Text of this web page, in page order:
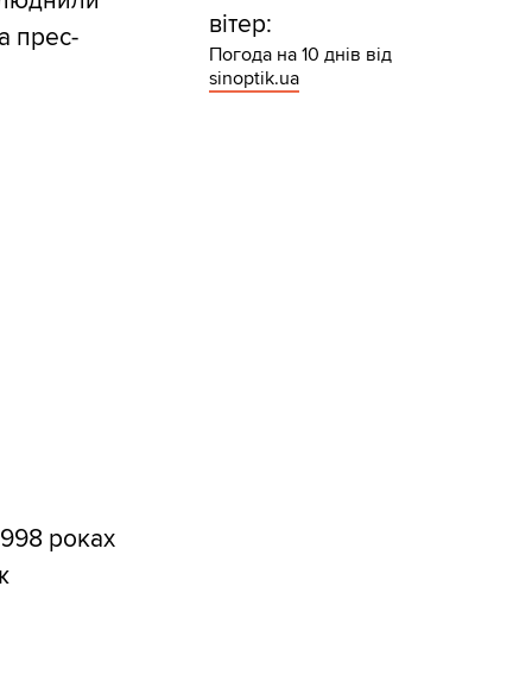
прес-
роках
вітер:
Погода на 10 днів від
sinoptik.ua